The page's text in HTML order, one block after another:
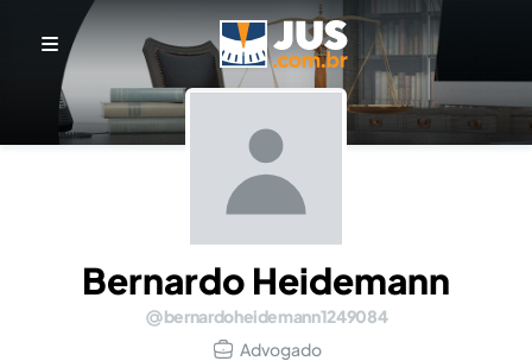
Bernardo Heidemann
bernardoheidemann1249084
Advogado